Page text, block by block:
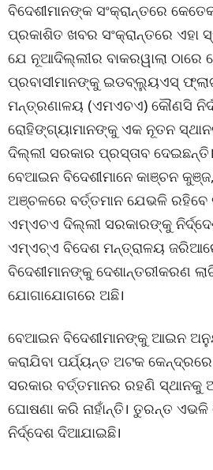
ବିଦେଶୀମାନଙ୍କ ସଂକ୍ରାନ୍ତରେ
ପ୍ରକାଶିତ ଖବର ସଂକ୍ରାନ୍ତରେ
ଯେ ନୂଆଦିଲ୍ଲୀର ବାକରୱାଲା
ପ୍ରବାସୀମାନଙ୍କୁ ଇଡବ୍ଲ୍ୟୁଏସ୍
ମନ୍ତ୍ରଣାଳୟ (ଏମଏଚଏ) କୌଣସି
ରୋହିଙ୍ଗ୍ୟାମାନଙ୍କୁ ଏକ ନୂତନ
ଦିଲ୍ଲୀ ସରକାର ପ୍ରସ୍ତାବ
ବେଆଇନ ବିଦେଶୀମାନେ କାଞ୍ଚନ
ଅଞ୍ଚଳରେ ବର୍ତ୍ତମାନ ଯେଭଳି ରହିବେ
ଏମ୍ଏଚଏ ଦିଲ୍ଲୀ ସରକାରଙ୍କୁ
ଏମ୍ଏଚ୍ଏ ବିଦେଶ ମନ୍ତ୍ରାଳୟ
ବିଦେଶୀମାନଙ୍କୁ ଦେଶାନ୍ତରୀକରଣ
ଯୋଗାଯୋଗରେ ଅଛି।
ବେଆଇନ ବିଦେଶୀମାନଙ୍କୁ ଆଇନ
କରାଯିବା ପର୍ଯ୍ୟନ୍ତ ଅଟକ
ସରକାର ବର୍ତ୍ତମାନର ରହଣି ସ୍ଥାନକୁ
ଘୋଷଣା କରି ନାହାଁନ୍ତି। ତୁରନ୍ତ
ନିର୍ଦ୍ଦେଶ ଦିଆଯାଇଛି।